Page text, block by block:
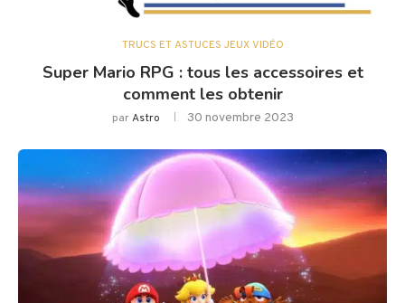
TRUCS ET ASTUCES JEUX VIDÉO
Super Mario RPG : tous les accessoires et
comment les obtenir
parAstro 30 novembre 2023